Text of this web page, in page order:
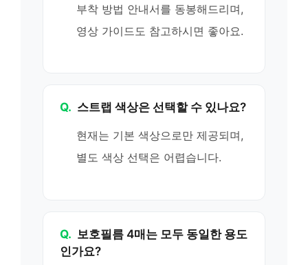
부착 방법 안내서를 동봉해드리며,
영상 가이드도 참고하시면 좋아요.
Q. 스트랩 색상은 선택할 수 있나요?
현재는 기본 색상으로만 제공되며,
별도 색상 선택은 어렵습니다.
Q. 보호필름 4매는 모두 동일한 용도
인가요?